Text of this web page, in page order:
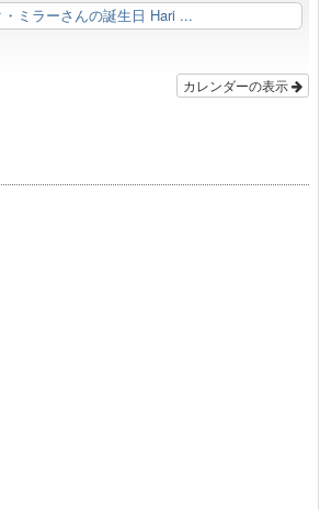
・ミラーさんの誕生日 Hari ...
カレンダーの表示